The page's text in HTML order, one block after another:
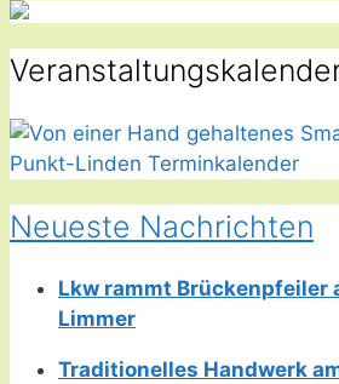
Neueste Nachrichten
Lkw rammt Brückenpfeiler
Limmer
Traditionelles Handwerk